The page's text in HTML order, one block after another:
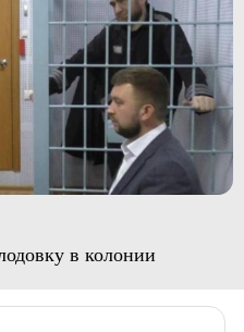
в колонии